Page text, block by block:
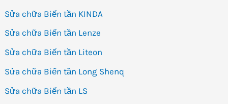
Sửa chữa Biến tần KINDA
Sửa chữa Biến tần Lenze
Sửa chữa Biến tần Liteon
Sửa chữa Biến tần Long Shenq
Sửa chữa Biến tần LS